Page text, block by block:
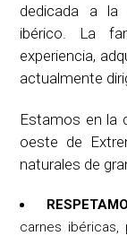
dedicada a la
ibérico. La
experiencia,
actualmente
Estamos en la
oeste de
naturales de
carnes ibéricas,